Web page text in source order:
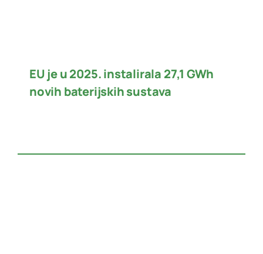
EU je u 2025. instalirala 27,1 GWh
novih baterijskih sustava